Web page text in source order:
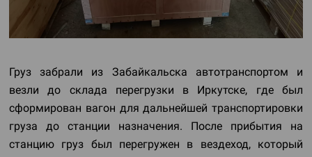
Груз забрали из Забайкальска автотранспортом и
везли до склада перегрузки в Иркутске, где был
сформирован вагон для дальнейшей транспортировки
груза до станции назначения. После прибытия на
станцию груз был перегружен в вездеход, который